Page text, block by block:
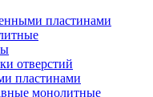
пластинами
отверстий
пластинами
монолитные